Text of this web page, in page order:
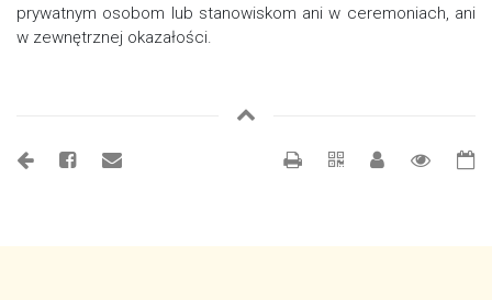
prywatnym osobom lub stanowiskom ani w ceremoniach, ani
w zewnętrznej okazałości.